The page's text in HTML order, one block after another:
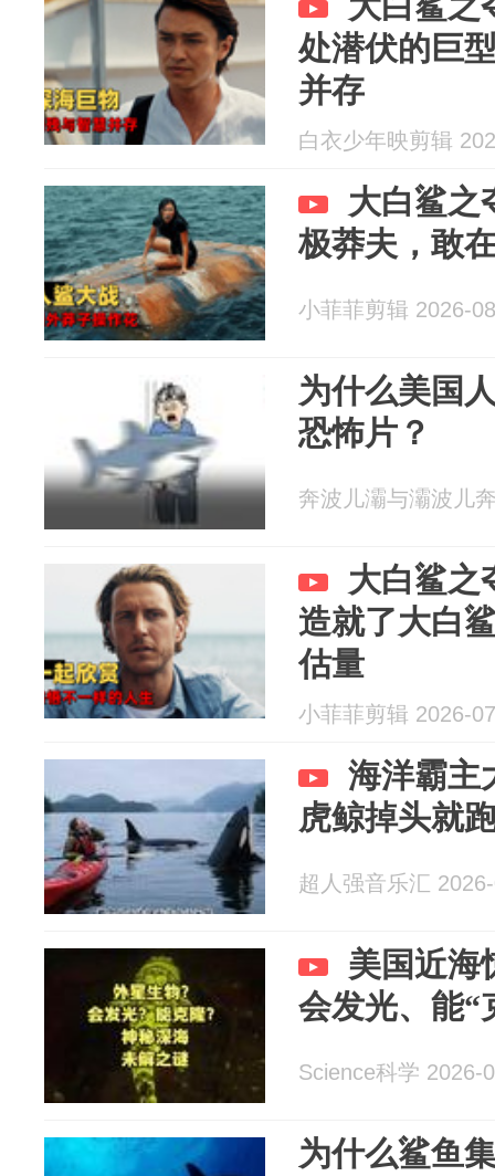
处潜伏的巨
并存
白衣少年映剪辑
大白鲨之
极莽夫，敢
小菲菲剪辑 2026-
为什么美国
恐怖片？
奔波儿灞与灞波儿
大白鲨之
造就了大白
估量
小菲菲剪辑 2026-
海洋霸主
虎鲸掉头就
超人强音乐汇
美国近海
会发光、能“
Science科学 2026-
为什么鲨鱼